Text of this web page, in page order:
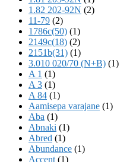
1.82 202-92N (2)
11-79 (2)
1786c(50) (1)
2149c(18) (2)
2151b(31) (1)
3.010 020/70 (N+B) (1)
A 1 (1)
A 3 (1)
A 84 (1)
Aamisepa varajane (1)
Aba (1)
Abnaki (1)
Abred (1)
Abundance (1)
Accent (1)